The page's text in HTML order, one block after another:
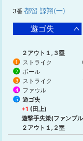
3番 都留 諒翔(一)
遊ゴ失
２アウト１,３塁
1 ストライク
2 ボール
3 ストライク
4 ファウル
5
遊ゴ失
+1 (田上)
遊撃手失策(ファンブ
２アウト１,２塁